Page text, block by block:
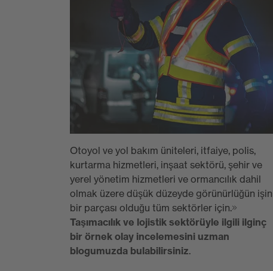
Otoyol ve yol bakım üniteleri, itfaiye, polis,
kurtarma hizmetleri, inşaat sektörü, şehir ve
yerel yönetim hizmetleri ve ormancılık dahil
olmak üzere düşük düzeyde görünürlüğün işin
bir parçası olduğu tüm sektörler için.
Taşımacılık ve lojistik sektörüyle ilgili ilginç
bir örnek olay incelemesini uzman
blogumuzda bulabilirsiniz.